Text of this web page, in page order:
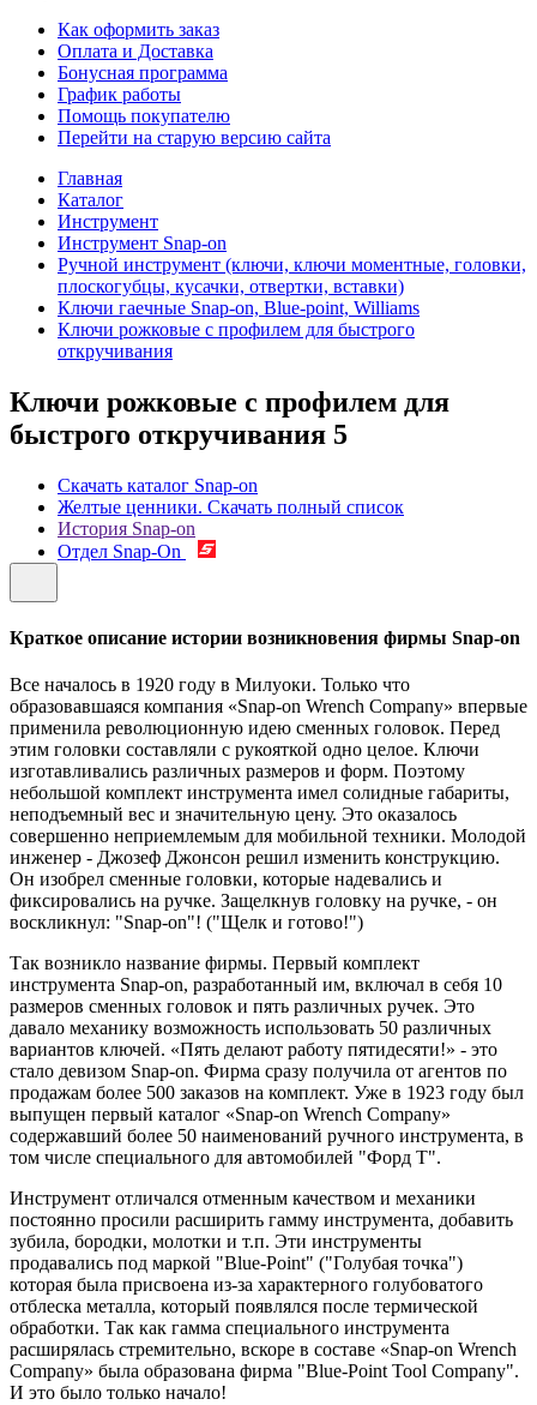
Как оформить заказ
Оплата и Доставка
Бонусная программа
График работы
Помощь покупателю
Перейти на старую версию сайта
Главная
Каталог
Инструмент
Инструмент Snap-on
Ручной инструмент (ключи, ключи моментные, головки,
плоскогубцы, кусачки, отвертки, вставки)
Ключи гаечные Snap-on, Blue-point, Williams
Ключи рожковые с профилем для быстрого
откручивания
Ключи рожковые с профилем для
быстрого откручивания 5
Скачать каталог Snap-on
Желтые ценники. Скачать полный список
История Snap-on
Отдел Snap-On
Краткое описание истории возникновения фирмы Snap-on
Все началось в 1920 году в Милуоки. Только что
образовавшаяся компания «Snap-on Wrench Company» впервые
применила революционную идею сменных головок. Перед
этим головки составляли с рукояткой одно целое. Ключи
изготавливались различных размеров и форм. Поэтому
небольшой комплект инструмента имел солидные габариты,
неподъемный вес и значительную цену. Это оказалось
совершенно неприемлемым для мобильной техники. Молодой
инженер - Джозеф Джонсон решил изменить конструкцию.
Он изобрел сменные головки, которые надевались и
фиксировались на ручке. Защелкнув головку на ручке, - он
воскликнул: "Snap-on"! ("Щелк и готово!")
Так возникло название фирмы. Первый комплект
инструмента Snap-on, разработанный им, включал в себя 10
размеров сменных головок и пять различных ручек. Это
давало механику возможность использовать 50 различных
вариантов ключей. «Пять делают работу пятидесяти!» - это
стало девизом Snap-on. Фирма сразу получила от агентов по
продажам более 500 заказов на комплект. Уже в 1923 году был
выпущен первый каталог «Snap-on Wrench Company»
содержавший более 50 наименований ручного инструмента, в
том числе специального для автомобилей "Форд Т".
Инструмент отличался отменным качеством и механики
постоянно просили расширить гамму инструмента, добавить
зубила, бородки, молотки и т.п. Эти инструменты
продавались под маркой "Blue-Point" ("Голубая точка")
которая была присвоена из-за характерного голубоватого
отблеска металла, который появлялся после термической
обработки. Так как гамма специального инструмента
расширялась стремительно, вскоре в составе «Snap-on Wrench
Company» была образована фирма "Blue-Point Tool Company".
И это было только начало!